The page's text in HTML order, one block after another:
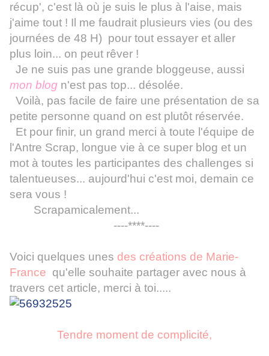
récup', c'est là où je suis le plus à l'aise, mais
j'aime tout ! Il me faudrait plusieurs vies (ou des
journées de 48 H) pour tout essayer et aller
plus loin... on peut rêver !
Je ne suis pas une grande bloggeuse, aussi
mon blog n'est pas top... désolée.
Voilà, pas facile de faire une présentation de sa
petite personne quand on est plutôt réservée.
Et pour finir, un grand merci à toute l'équipe de
l'Antre Scrap, longue vie à ce super blog et un
mot à toutes les participantes des challenges si
talentueuses... aujourd'hui c'est moi, demain ce
sera vous !
Scrapamicalement...
----****----
Voici quelques unes des créations de Marie-
France qu'elle souhaite partager avec nous à
travers cet article, merci à toi.....
Tendre moment de complicité,